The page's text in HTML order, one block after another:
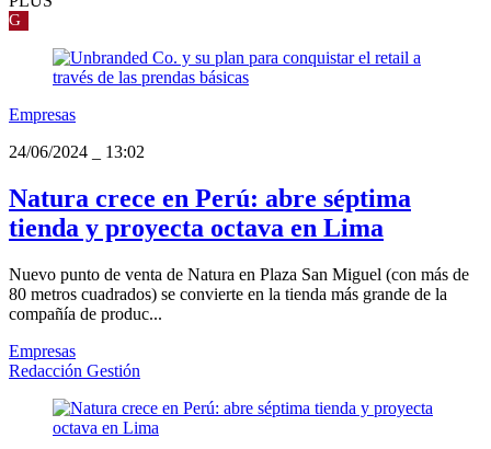
G
Empresas
24/06/2024
13:02
Natura crece en Perú: abre séptima
tienda y proyecta octava en Lima
Nuevo punto de venta de Natura en Plaza San Miguel (con más de
80 metros cuadrados) se convierte en la tienda más grande de la
compañía de produc...
Empresas
Redacción Gestión